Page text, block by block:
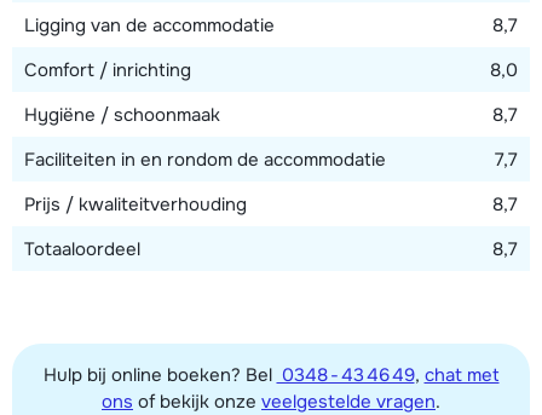
Ligging van de accommodatie
8,7
Comfort / inrichting
8,0
Hygiëne / schoonmaak
8,7
Faciliteiten in en rondom de accommodatie
7,7
Prijs / kwaliteitverhouding
8,7
Totaaloordeel
8,7
Hulp bij online boeken? Bel 0348 - 43 46 49, chat met
ons of bekijk onze veelgestelde vragen.